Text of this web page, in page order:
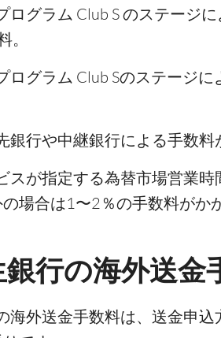
ログラム Club S のステージ
。
ログラム Club Sのステージ
銀行や中継銀行による手数料
スが指定する為替市場営業
場合は1〜2％の手数料がか
銀行の海外送金
海外送金手数料は、送金申